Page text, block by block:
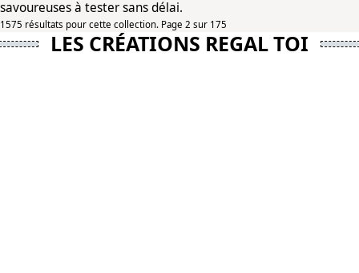
savoureuses à tester sans délai.
1575 résultats pour cette collection. Page 2 sur 175
LES CRÉATIONS REGAL TOI